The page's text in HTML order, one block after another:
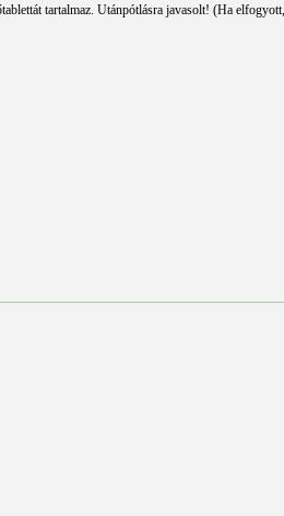
tartalmaz. Utánpótlásra javasolt! (Ha